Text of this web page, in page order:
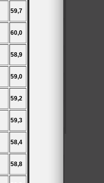
59,7
60,0
58,9
59,0
59,2
59,3
58,4
58,8